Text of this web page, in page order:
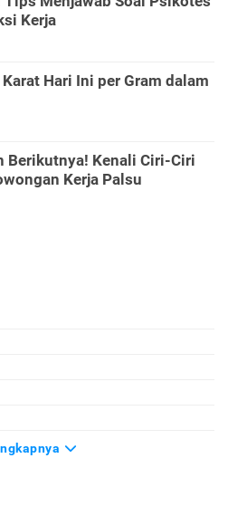
Kerja
Hari Ini per Gram dalam
Berikutnya! Kenali Ciri-Ciri
Kerja Palsu